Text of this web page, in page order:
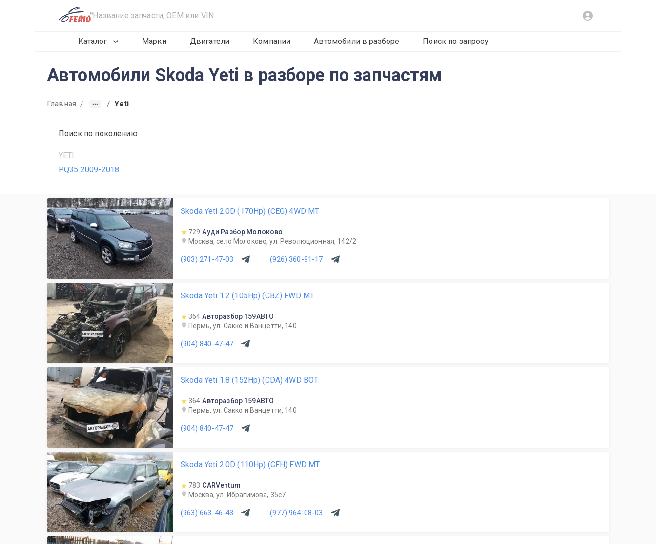
R
Каталог Марки Двигатели Компании Автомобили в разборе Поиск по запросу
Автомобили Skoda Yeti в разборе по запчастям
Главная / / Yeti
Поиск по поколению
YETI
PQ35 2009-2018
Skoda Yeti 2.0D (170Hp) (CEG) 4WD MT
729 Ауди Разбор Молоково
Москва, село Молоково, ул. Революционная, 142/2
(903) 271-47-03 (926) 360-91-17
Skoda Yeti 1.2 (105Hp) (CBZ) FWD MT
364 Авторазбор 159АВТО
Пермь, ул. Сакко и Ванцетти, 140
(904) 840-47-47
Skoda Yeti 1.8 (152Hp) (CDA) 4WD BOT
364 Авторазбор 159АВТО
Пермь, ул. Сакко и Ванцетти, 140
(904) 840-47-47
Skoda Yeti 2.0D (110Hp) (CFH) FWD MT
783 CARVentum
Москва, ул. Ибрагимова, 35с7
(963) 663-46-43 (977) 964-08-03